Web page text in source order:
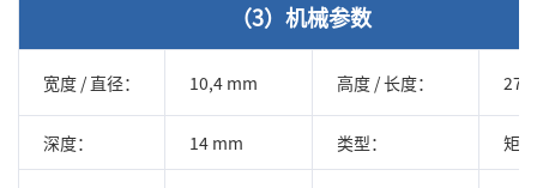
（3）机械参数
宽度 / 直径： 10,4 mm 高度 / 长度： 27
深度： 14 mm 类型： 矩形